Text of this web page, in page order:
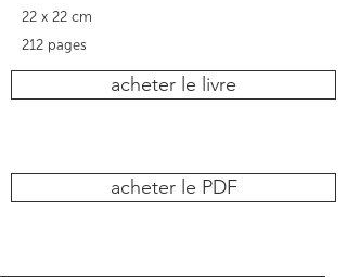
22 x 22 cm
212 pages
acheter le livre
acheter le PDF